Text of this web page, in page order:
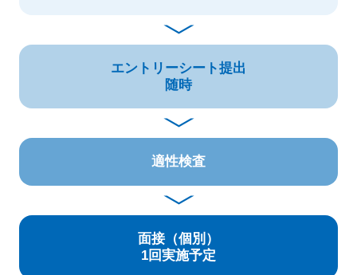
エントリーシート提出
随時
適性検査
面接（個別）
1回実施予定